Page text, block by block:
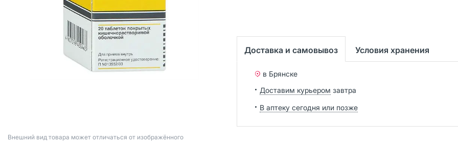
Bнешний вид товара может отличаться от изображённого
Доставка и самовывоз Условия хранения
в Брянске
Доставим курьером завтра
В аптеку сегодня или позже